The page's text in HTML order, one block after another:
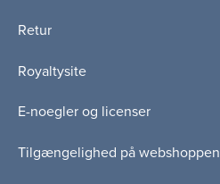
Retur
Royaltysite
E-noegler og licenser
Tilgængelighed på webshoppen